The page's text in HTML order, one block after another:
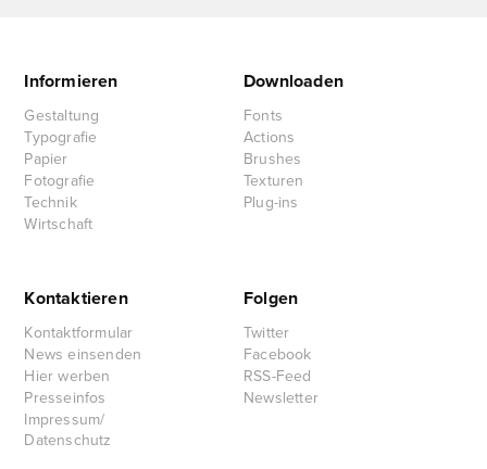
Informieren
Gestaltung
Typografie
Papier
Fotografie
Technik
Wirtschaft
Downloaden
Fonts
Actions
Brushes
Texturen
Plug-ins
Kontaktieren
Kontaktformular
News einsenden
Hier werben
Presseinfos
Impressum/
Datenschutz
Folgen
Twitter
Facebook
RSS-Feed
Newsletter